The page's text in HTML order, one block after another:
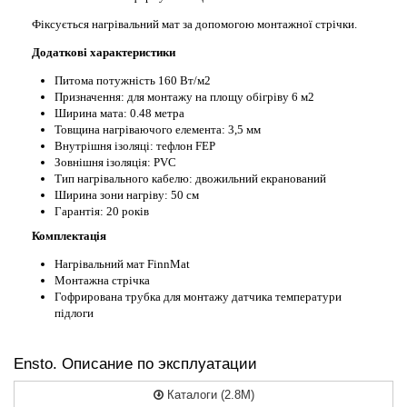
Фіксується нагрівальний мат за допомогою монтажної стрічки.
Додаткові характеристики
Питома потужність 160 Вт/м2
Призначення: для монтажу на площу обігріву 6 м2
Ширина мата: 0.48 метра
Товщина нагріваючого елемента: 3,5 мм
Внутрішня ізоляці: тефлон FEP
Зовнішня ізоляція: PVC
Тип нагрівального кабелю: двожильний екранований
Ширина зони нагріву: 50 см
Гарантія: 20 років
Комплектація
Нагрівальний мат FinnMat
Монтажна стрічка
Гофрирована трубка для монтажу датчика температури
підлоги
Ensto. Описание по эксплуатации
Каталоги (2.8M)